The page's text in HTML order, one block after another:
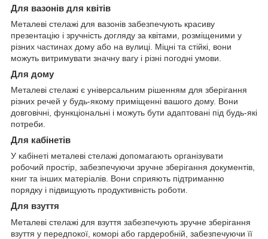
Для вазонів для квітів
Металеві стелажі для вазонів забезпечують красиву
презентацію і зручність догляду за квітами, розміщеними у
різних частинах дому або на вулиці. Міцні та стійкі, вони
можуть витримувати значну вагу і різні погодні умови.
Для дому
Металеві стелажі є універсальним рішенням для зберігання
різних речей у будь-якому приміщенні вашого дому. Вони
довговічні, функціональні і можуть бути адаптовані під будь-які
потреби.
Для кабінетів
У кабінеті металеві стелажі допомагають організувати
робочий простір, забезпечуючи зручне зберігання документів,
книг та інших матеріалів. Вони сприяють підтриманню
порядку і підвищують продуктивність роботи.
Для взуття
Металеві стелажі для взуття забезпечують зручне зберігання
взуття у передпокої, коморі або гардеробній, забезпечуючи її